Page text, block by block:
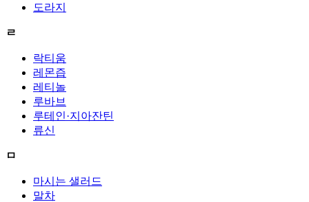
도라지
ㄹ
락티움
레몬즙
레티놀
루바브
루테인·지아잔틴
류신
ㅁ
마시는 샐러드
말차